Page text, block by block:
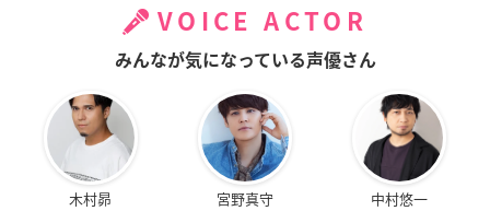
VOICE ACTOR
みんなが気になっている声優さん
木村昴 宮野真守 中村悠一